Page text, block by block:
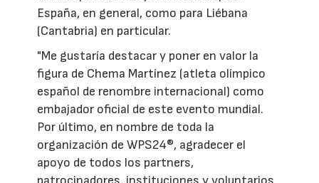
España, en general, como para Liébana
(Cantabria) en particular.
"Me gustaría destacar y poner en valor la
figura de Chema Martínez (atleta olímpico
español de renombre internacional) como
embajador oficial de este evento mundial.
Por último, en nombre de toda la
organización de WPS24®, agradecer el
apoyo de todos los partners,